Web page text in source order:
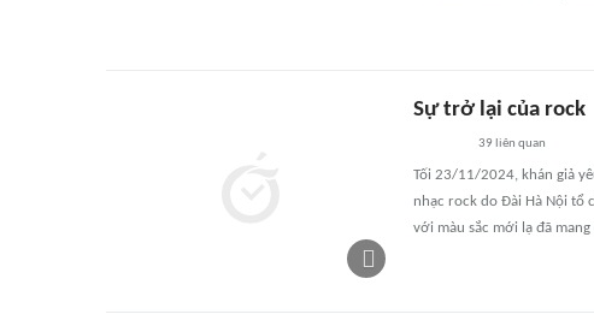
Sự trở lại của rock
39 liên quan
Tối 23/11/2024, khán giả
nhạc rock do Đài Hà Nội tổ
với màu sắc mới lạ đã